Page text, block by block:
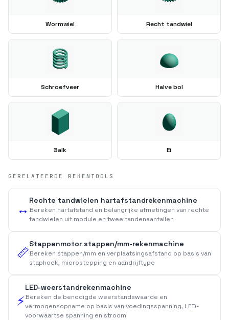
Wormwiel Recht tandwiel
Schroefveer Halve bol
Balk Ei
GERELATEERDE REKENTOOLS
↔️
Rechte tandwielen hartafstandrekenmachine
Bereken hartafstand en belangrijke afmetingen van rechte
tandwielen uit module en twee tandenaantallen
📏
Stappenmotor stappen/mm-rekenmachine
Bereken stappen/mm en verplaatsingsafstand op basis van
staphoek, microstepping en aandrijftype
⚡
LED-weerstandrekenmachine
Bereken de benodigde weerstandswaarde en
vermogensopname op basis van voedingsspanning, LED-
voorwaartse spanning en stroom